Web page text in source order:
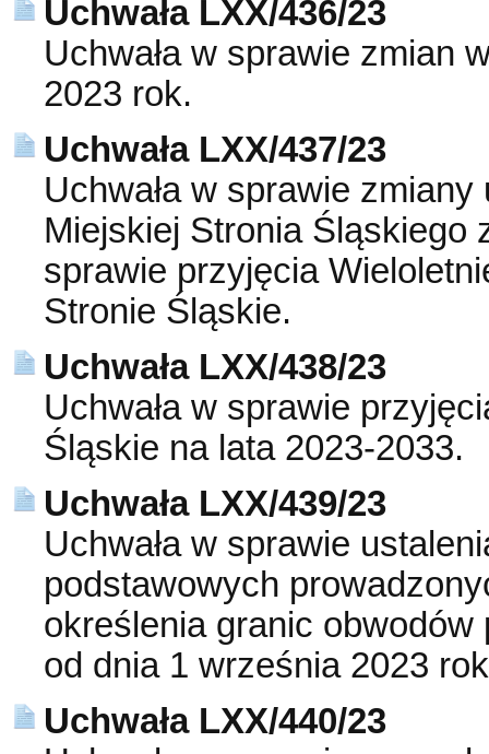
Uchwała LXX/436/23
Uchwała w sprawie zmian
2023 rok.
Uchwała LXX/437/23
Uchwała w sprawie
Miejskiej Stronia Śląskiego
sprawie przyjęcia
Stronie Śląskie.
Uchwała LXX/438/23
Uchwała w sprawie
Śląskie na lata 2023-2033.
Uchwała LXX/439/23
Uchwała w sprawie
podstawowych
określenia granic obwodów
od dnia 1 września 2023
Uchwała LXX/440/23